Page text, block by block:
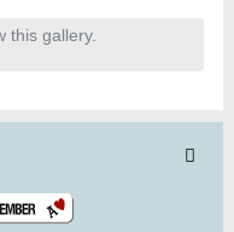
this gallery.